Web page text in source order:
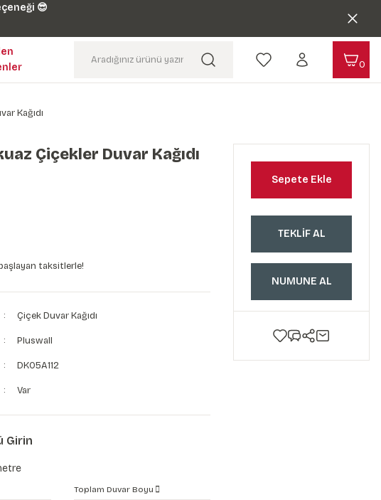
😎
0
Kağıdı
Çiçekler Duvar Kağıdı
taksitlerle!
Çiçek Duvar Kağıdı
Pluswall
DK05A112
Var
Girin
Toplam Duvar Boyu
Sepete Ekle
TEKLİF AL
NUMUNE AL